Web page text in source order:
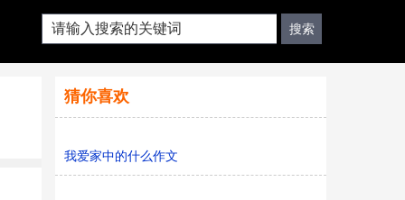
猜你喜欢
我爱家中的什么作文